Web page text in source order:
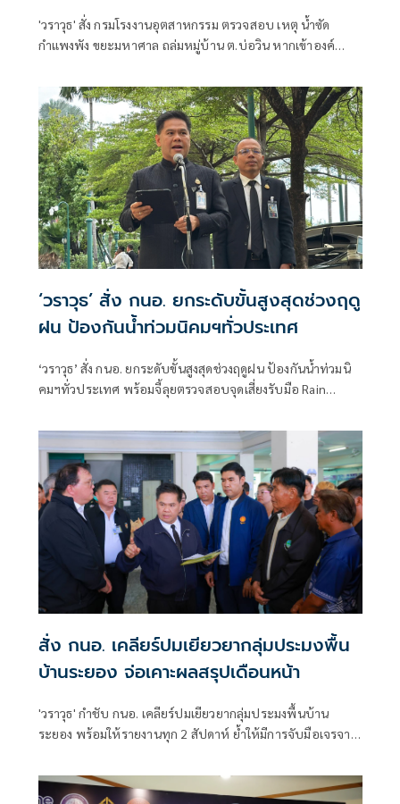
'วราวุธ' สั่ง กรมโรงงานอุตสาหกรรม ตรวจสอบ เหตุ น้ำซัด
กำแพงพัง ขยะมหาศาล ถล่มหมู่บ้าน ต.บ่อวิน หากเข้าองค์
‘วราวุธ’ สั่ง กนอ. ยกระดับขั้นสูงสุดช่วงฤดู
ฝน ป้องกันน้ำท่วมนิคมฯทั่วประเทศ
‘วราวุธ’ สั่ง กนอ. ยกระดับขั้นสูงสุดช่วงฤดูฝน ป้องกันน้ำท่วมนิ
คมฯทั่วประเทศ พร้อมจี้ลุยตรวจสอบจุดเสี่ยงรับมือ Rain
ยาวถึงปี 70
สั่ง กนอ. เคลียร์ปมเยียวยากลุ่มประมงพื้น
บ้านระยอง จ่อเคาะผลสรุปเดือนหน้า
'วราวุธ' กำชับ กนอ. เคลียร์ปมเยียวยากลุ่มประมงพื้นบ้าน
ระยอง พร้อมให้รายงานทุก 2 สัปดาห์ ย้ำให้มีการจับมือเจรจา
ไม่เป็นไปในทิศทางเดียวกัน ด้าน 'สุเมธ' รับลูกเร่งตรวจสิทธิเคาะ
ผลสรุปเดือนหน้า